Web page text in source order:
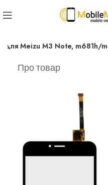
для Meizu M3 Note, m681h/
Про товар